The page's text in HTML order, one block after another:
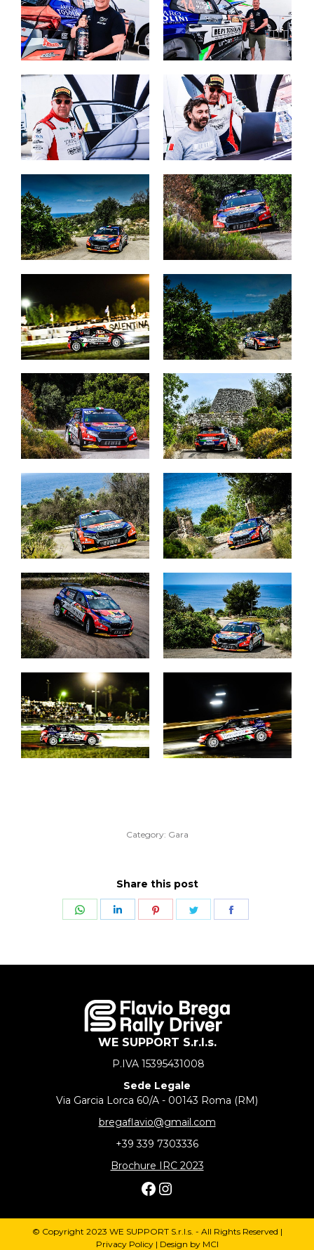
Category: Gara
Share this post
Share
Share
Share
Share
WE SUPPORT S.r.l.s.
P.IVA 15395431008
Sede Legale
Via Garcia Lorca 60/A - 00143 Roma (RM)
bregaflavio@gmail.com
+39 339 7303336
Brochure IRC 2023
Facebook Instagram
© Copyright 2023 WE SUPPORT S.r.l.s. - All Rights Reserved |
Privacy Policy| Design by MCI